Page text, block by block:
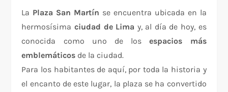
La Plaza San Martín se encuentra ubicada en la
hermosísima ciudad de Lima y, al día de hoy, es
conocida como uno de losespacios más
emblemáticos de la ciudad.
Para los habitantes de aquí, por toda la historia y
el encanto de este lugar, la plaza se ha convertido